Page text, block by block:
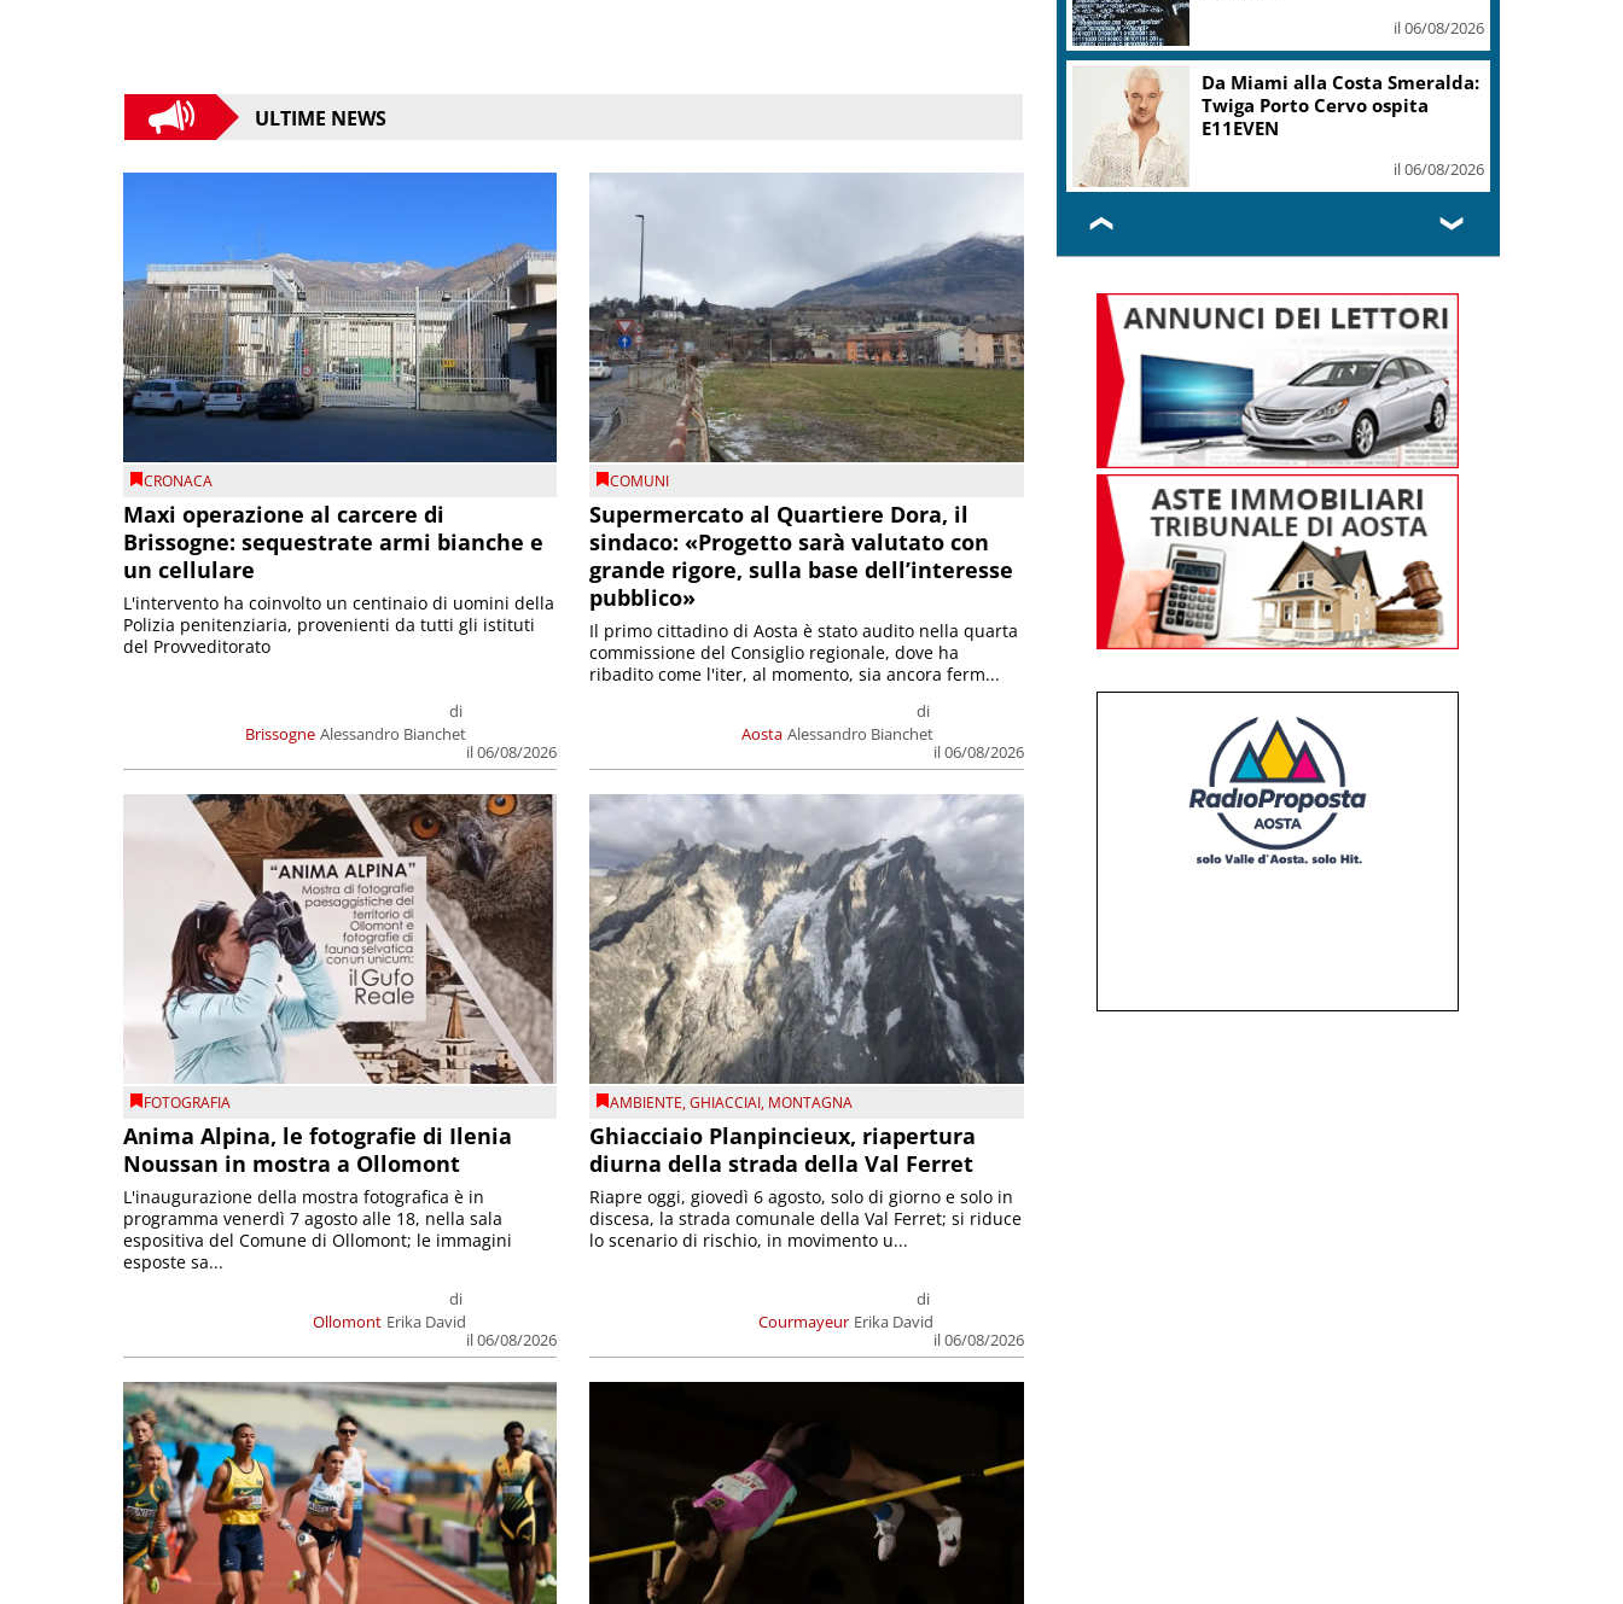
ULTIME NEWS
CRONACA
Maxi operazione al carcere di
Brissogne: sequestrate armi bianche e
un cellulare
Brissogne
di
Alessandro Bianchet
il 06/08/2026
L'intervento ha coinvolto un centinaio di uomini della
Polizia penitenziaria, provenienti da tutti gli istituti
del Provveditorato
COMUNI
Supermercato al Quartiere Dora, il
sindaco: «Progetto sarà valutato con
grande rigore, sulla base dell’interesse
pubblico»
Aosta
di
Alessandro Bianchet
il 06/08/2026
Il primo cittadino di Aosta è stato audito nella quarta
commissione del Consiglio regionale, dove ha
ribadito come l'iter, al momento, sia ancora ferm...
FOTOGRAFIA
Anima Alpina, le fotografie di Ilenia
Noussan in mostra a Ollomont
Ollomont
di
Erika David
il 06/08/2026
L'inaugurazione della mostra fotografica è in
programma venerdì 7 agosto alle 18, nella sala
espositiva del Comune di Ollomont; le immagini
esposte sa...
AMBIENTE,GHIACCIAI, MONTAGNA
Ghiacciaio Planpincieux, riapertura
diurna della strada della Val Ferret
Courmayeur
di
Erika David
il 06/08/2026
Riapre oggi, giovedì 6 agosto, solo di giorno e solo in
discesa, la strada comunale della Val Ferret; si riduce
lo scenario di rischio, in movimento u...
il 06/08/2026
Da Miami alla Costa Smeralda:
Twiga Porto Cervo ospita
E11EVEN
il 06/08/2026
❮ ❯